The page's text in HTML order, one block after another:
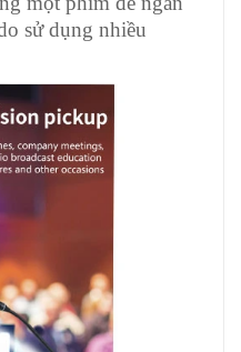
sử dụng nhiều